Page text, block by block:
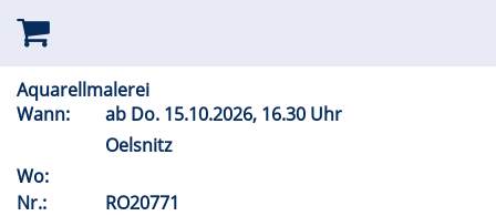
Aquarellmalerei
Wann:
ab Do. 15.10.2026, 16.30 Uhr
Oelsnitz
Wo:
Nr.:
RO20771